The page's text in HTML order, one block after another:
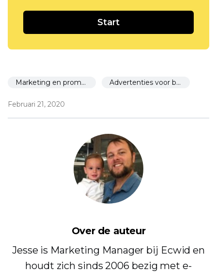
Start
Marketing en promotie Advertenties voor beginners
Februari 21, 2020
Over de auteur
Jesse is Marketing Manager bij Ecwid en
houdt zich sinds 2006 bezig met e-